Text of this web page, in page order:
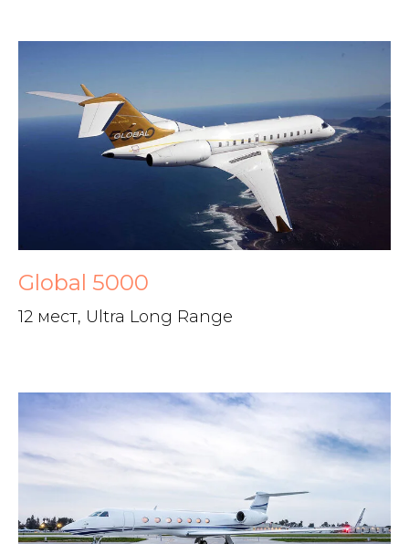
Global 5000
12 мест, Ultra Long Range